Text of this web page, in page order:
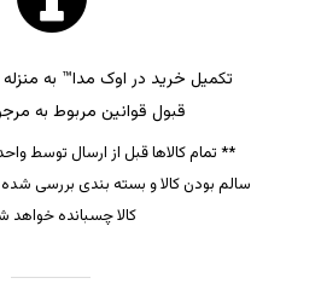
تکمیل خرید در اوک مدا™ به
قبول قوانین مربوط به
** تمام کالاها قبل از ارسال توسط
سالم بودن کالا و بسته بندی بررسی
کالا چسبانده